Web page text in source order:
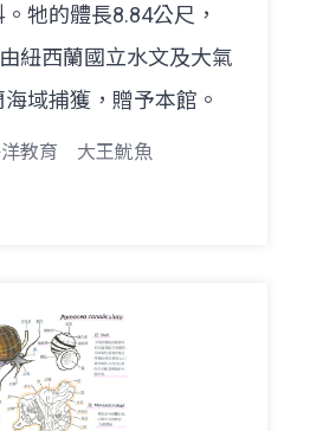
牠的體長8.84公尺，
紐西蘭國立水文及大氣
域捕獲，贈予本館。
教育 大王魷魚